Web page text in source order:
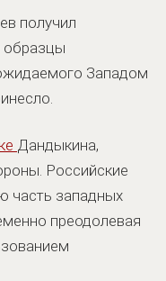
получил
образцы
Западом
Дандыкина,
Российские
часть западных
преодолевая